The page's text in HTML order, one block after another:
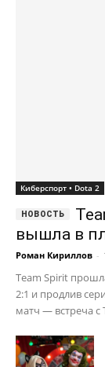
Киберспорт • Dota 2
вышла в
Роман Кириллов -
Team Spirit
2:1 и продлив
матч — встреча с